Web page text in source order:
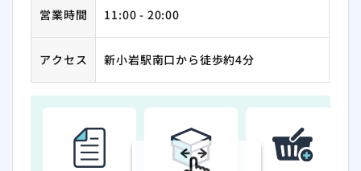
営業時間 11:00 - 20:00
アクセス 新小岩駅南口から徒歩約4分